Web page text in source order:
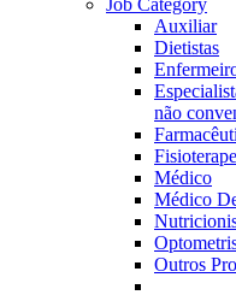
Auxiliar
Dietistas
não
Médico
Médico
Outros